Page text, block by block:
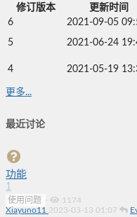
修订版本 更新时间
6
2021-09-05
5 2021-06-24
4 2021-05-19
更多...
最近讨论
功能
1
使用问题 ·
1174
Xiayuno11 2023-03-13 01:07